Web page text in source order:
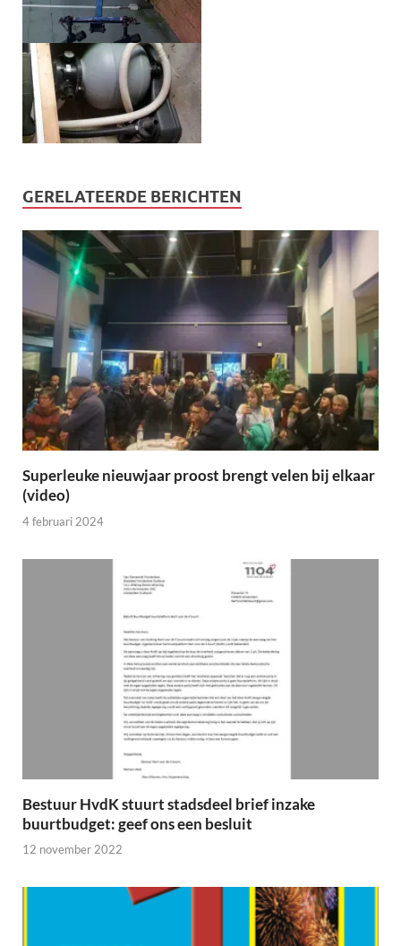
GERELATEERDE BERICHTEN
Superleuke nieuwjaar proost brengt velen bij elkaar
(video)
4 februari 2024
Bestuur HvdK stuurt stadsdeel brief inzake
buurtbudget: geef ons een besluit
12 november 2022